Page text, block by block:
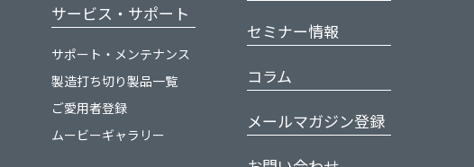
サービス・サポート
サポート・メンテナンス
製造打ち切り製品一覧
ご愛用者登録
ムービーギャラリー
セミナー情報
コラム
メールマガジン登録